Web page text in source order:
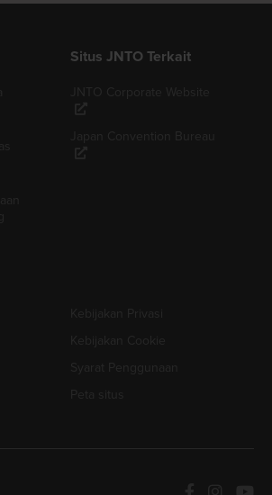
Situs JNTO Terkait